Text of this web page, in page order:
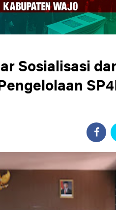
Sosialisasi